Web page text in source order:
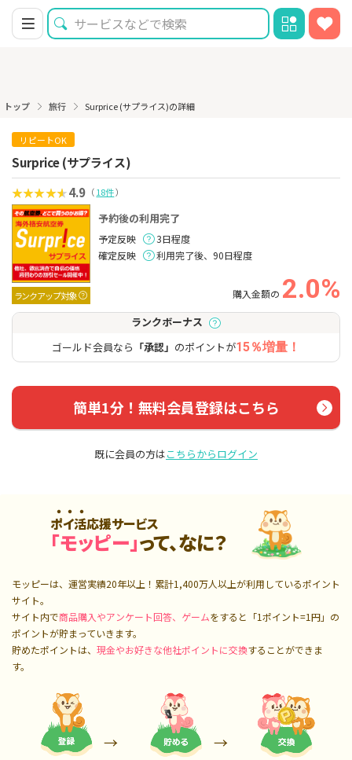
トップ 旅行 Surprice (サプライス)の詳細
リピートOK
Surprice (サプライス)
4.9 （18件）
ランクアップ対象
予約後の利用完了
予定反映
3日程度
確定反映
利用完了後、90日程度
購入金額の 2.0%
ランクボーナス
ゴールド会員なら 「承認」 のポイントが15％増量！
簡単1分！無料会員登録はこちら
既に会員の方はこちらからログイン
ポイ活応援サービス
「モッピー」って、なに？
モッピーは、運営実績20年以上！累計1,400万人以上が利用しているポイント
サイト。
サイト内で商品購入やアンケート回答、ゲームをすると「1ポイント=1円」の
ポイントが貯まっていきます。
貯めたポイントは、 現金やお好きな他社ポイントに交換することができま
す。